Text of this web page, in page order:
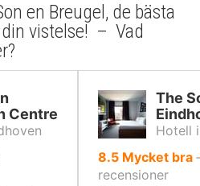
en Breugel, de bästa
vistelse! – Vad
Centre
The
Hotell
8.5av
10,
Mycket bra
recensioner